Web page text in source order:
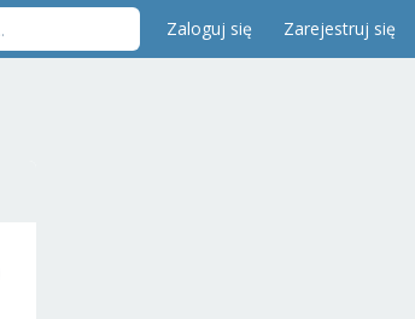
Zaloguj się Zarejestruj się